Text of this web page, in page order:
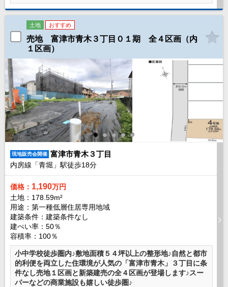
土地 おすすめ
売地 富津市青木３丁目０１期 全４区画（内
１区画）
現地販売会開催 富津市青木３丁目
内房線「青堀」駅徒歩18分
価格： 1,190万円
土地：178.59m²
用途：第一種低層住居専用地域
建築条件： 建築条件なし
建ぺい率：50％
容積率：100％
小中学校徒歩圏内♪敷地面積５４坪以上の整形地♪自然と都市
的利便を両立した住環境が人気の「富津市青木」３丁目に条
件なし売地１区画と新築建売の全４区画が登場します♪スー
パーなどの商業施設も嬉しい徒歩圏♪